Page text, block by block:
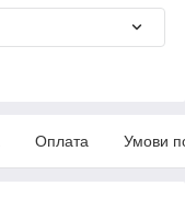
Оплата Умови